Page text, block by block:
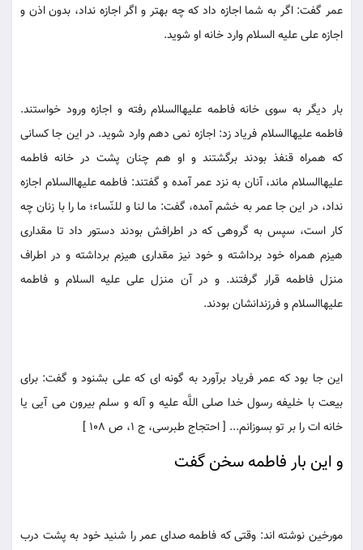
عمر گفت: اگر به شما اجازه داد كه چه بهتر و اگر اجازه نداد، بدون اذن و
اجازه على عليه السلام وارد خانه او شويد.
بار ديگر به سوى خانه فاطمه عليهاالسلام رفته و اجازه ورود خواستند.
فاطمه عليهاالسلام فرياد زد: اجازه نمى دهم وارد شويد. در اين جا كسانى
كه همراه قنفذ بودند برگشتند و او هم چنان پشت در خانه فاطمه
عليهاالسلام ماند، آنان به نزد عمر آمده و گفتند: فاطمه عليهاالسلام اجازه
نداد، در اين جا عمر به خشم آمده، گفت: ما لنا و للنّساء؛ ما را با زنان چه
كار است، سپس به گروهى كه در اطرافش بودند دستور داد تا مقدارى
هيزم همراه خود برداشته و خود نيز مقدارى هيزم برداشته و در اطراف
منزل فاطمه قرار گرفتند. و در آن منزل على عليه السلام و فاطمه
عليهاالسلام و فرزندانشان بودند.
اين جا بود كه عمر فرياد برآورد به گونه اى كه على بشنود و گفت: براى
بيعت با خليفه رسول خدا صلى اللَّه عليه و آله و سلم بيرون مى آيى يا
خانه ات را بر تو بسوزانم... [ احتجاج طبرسى، ج 1، ص 108 ]
و اين بار فاطمه سخن گفت
مورخين نوشته اند: وقتى كه فاطمه صداى عمر را شنيد خود به پشت درب